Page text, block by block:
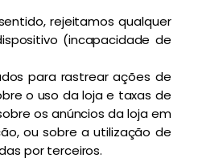
rejeitamos qualquer
(incapacidade de
para rastrear ações de
o uso da loja e taxas de
os anúncios da loja em
ou sobre a utilização de
por terceiros.